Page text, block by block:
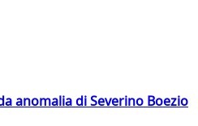
anomalia di Severino Boezio